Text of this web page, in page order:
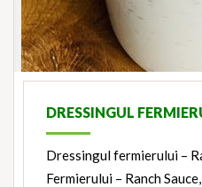
DRESSINGUL
Dressingul fermierului –
Fermierului – Ranch